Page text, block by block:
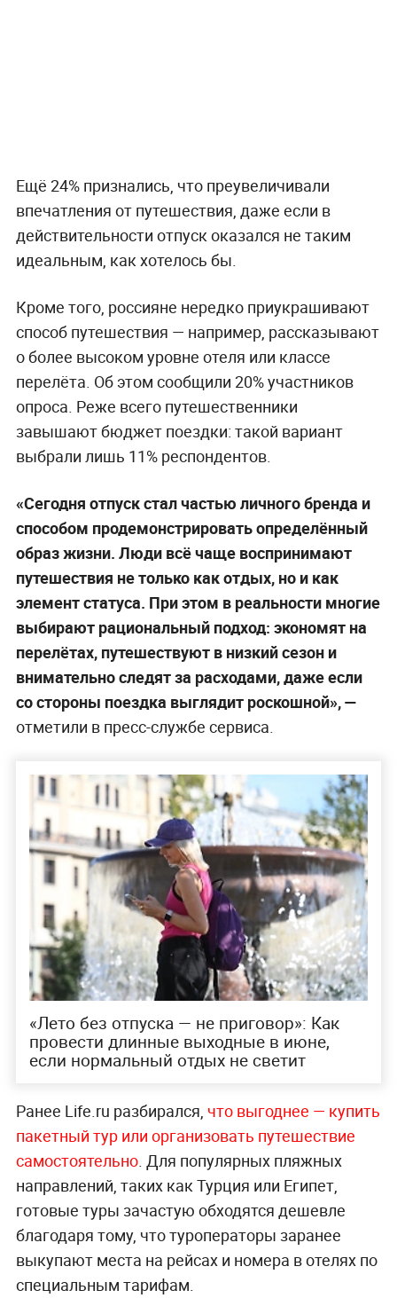
Ещё 24% признались, что преувеличивали
впечатления от путешествия, даже если в
действительности отпуск оказался не таким
идеальным, как хотелось бы.
Кроме того, россияне нередко приукрашивают
способ путешествия — например, рассказывают
о более высоком уровне отеля или классе
перелёта. Об этом сообщили 20% участников
опроса. Реже всего путешественники
завышают бюджет поездки: такой вариант
выбрали лишь 11% респондентов.
«Сегодня отпуск стал частью личного бренда и
способом продемонстрировать определённый
образ жизни. Люди всё чаще воспринимают
путешествия не только как отдых, но и как
элемент статуса. При этом в реальности многие
выбирают рациональный подход: экономят на
перелётах, путешествуют в низкий сезон и
внимательно следят за расходами, даже если
со стороны поездка выглядит роскошной», —
отметили в пресс-службе сервиса.
«Лето без отпуска — не приговор»: Как
провести длинные выходные в июне,
если нормальный отдых не светит
Ранее Life.ru разбирался, что выгоднее — купить
пакетный тур или организовать путешествие
самостоятельно. Для популярных пляжных
направлений, таких как Турция или Египет,
готовые туры зачастую обходятся дешевле
благодаря тому, что туроператоры заранее
выкупают места на рейсах и номера в отелях по
специальным тарифам.